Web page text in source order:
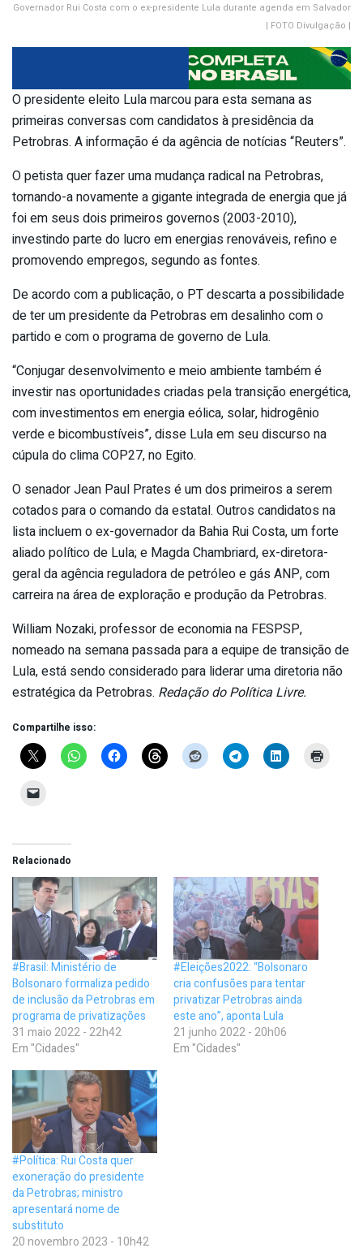
Governador Rui Costa com o ex-presidente Lula durante agenda em Salvador
| FOTO Divulgação |
O presidente eleito Lula marcou para esta semana as
primeiras conversas com candidatos à presidência da
Petrobras. A informação é da agência de notícias “Reuters”.
O petista quer fazer uma mudança radical na Petrobras,
tornando-a novamente a gigante integrada de energia que já
foi em seus dois primeiros governos (2003-2010),
investindo parte do lucro em energias renováveis, refino e
promovendo empregos, segundo as fontes.
De acordo com a publicação, o PT descarta a possibilidade
de ter um presidente da Petrobras em desalinho com o
partido e com o programa de governo de Lula.
“Conjugar desenvolvimento e meio ambiente também é
investir nas oportunidades criadas pela transição energética,
com investimentos em energia eólica, solar, hidrogênio
verde e bicombustíveis”, disse Lula em seu discurso na
cúpula do clima COP27, no Egito.
O senador Jean Paul Prates é um dos primeiros a serem
cotados para o comando da estatal. Outros candidatos na
lista incluem o ex-governador da Bahia Rui Costa, um forte
aliado político de Lula; e Magda Chambriard, ex-diretora-
geral da agência reguladora de petróleo e gás ANP, com
carreira na área de exploração e produção da Petrobras.
William Nozaki, professor de economia na FESPSP,
nomeado na semana passada para a equipe de transição de
Lula, está sendo considerado para liderar uma diretoria não
estratégica da Petrobras. Redação do Política Livre.
Compartilhe isso:
Relacionado
#Brasil: Ministério de
Bolsonaro formaliza pedido
de inclusão da Petrobras em
programa de privatizações
31 maio 2022 - 22h42
Em "Cidades"
#Eleições2022: “Bolsonaro
cria confusões para tentar
privatizar Petrobras ainda
este ano”, aponta Lula
21 junho 2022 - 20h06
Em "Cidades"
#Política: Rui Costa quer
exoneração do presidente
da Petrobras; ministro
apresentará nome de
substituto
20 novembro 2023 - 10h42